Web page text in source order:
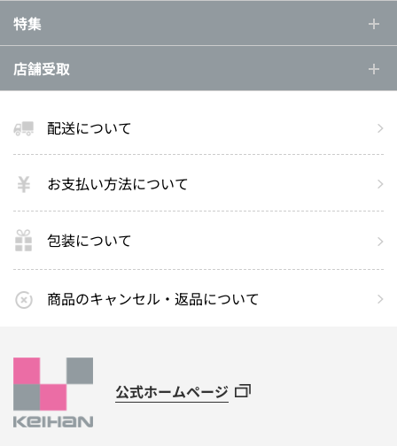
特集
店舗受取
配送について
お支払い方法について
包装について
商品のキャンセル・返品について
公式ホームページ